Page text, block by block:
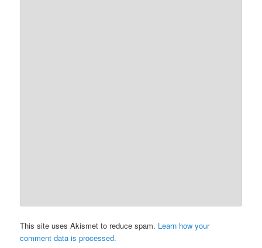
This site uses Akismet to reduce spam. Learn how your
comment data is processed.